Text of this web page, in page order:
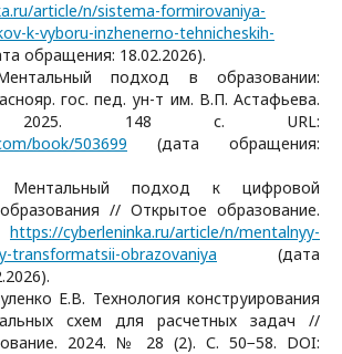
article/n/sistema-formirovaniya-
k-vyboru-inzhenerno-tehnicheskih-
обращения: 18.02.2026).
подход в образовании:
гос. пед. ун-т им. В.П. Астафьева.
2025. 148 с. URL:
book/503699 (дата обращения:
подход к цифровой
// Открытое образование.
https://cyberleninka.ru/article/n/mentalnyy-
transformatsii-obrazovaniya (дата
Е.В. Технология конструирования
схем для расчетных задач //
2024. № 28 (2). С. 50−58. DOI: